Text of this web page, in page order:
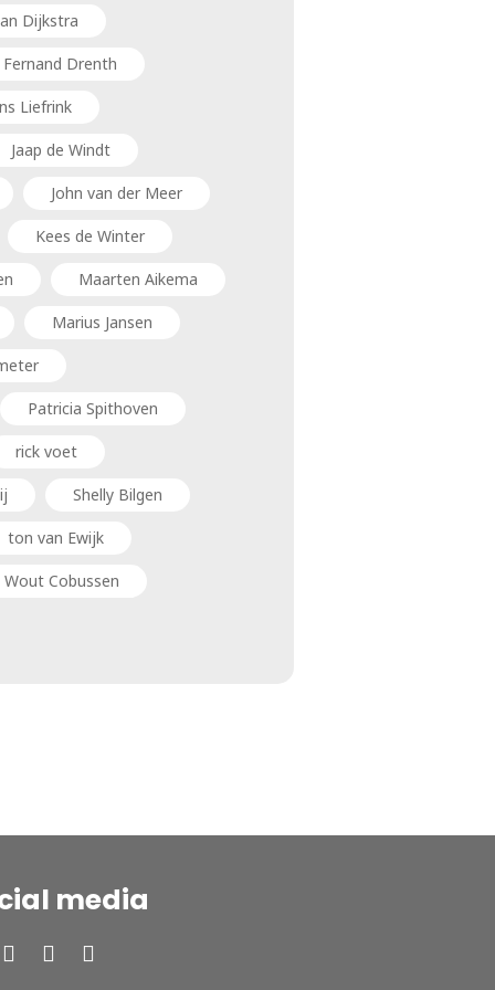
Dijkstra
Fernand Drenth
Liefrink
Jaap de Windt
John van der Meer
Kees de Winter
Maarten Aikema
Marius Jansen
Patricia Spithoven
rick voet
Shelly Bilgen
ton van Ewijk
Wout Cobussen
media